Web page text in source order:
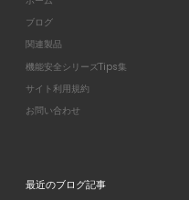
ブログ
関連製品
機能安全シリーズTips集
サイト利用規約
お問い合わせ
最近のブログ記事